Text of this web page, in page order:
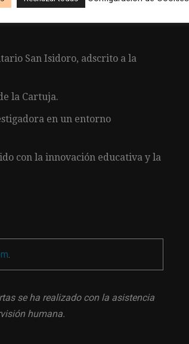
San Isidoro, adscrito a la
la Cartuja.
en un entorno
con la innovación educativa y la
se ha realizado con la asistencia
humana.